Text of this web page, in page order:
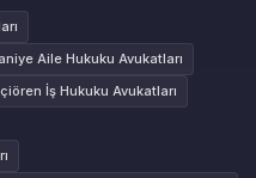
Aile Hukuku Avukatları
İş Hukuku Avukatları